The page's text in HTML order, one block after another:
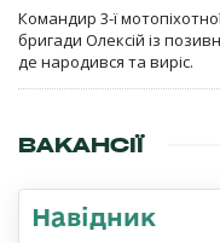
Командир 3-ї
бригади Олексій із
де народився та виріс.
ВАКАНСІЇ
Навідник